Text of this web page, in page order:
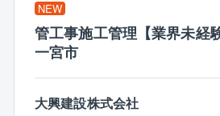
〈業務の流れ〉
ファミリー用や投資用マンション
ン（ボリュームプラン）を立案しま
▼
NEW
管工事施工管理【業界未経
一宮市
大興建設株式会社